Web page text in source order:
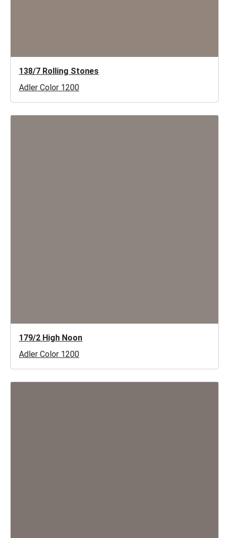
138/7 Rolling Stones
Adler Color 1200
179/2 High Noon
Adler Color 1200